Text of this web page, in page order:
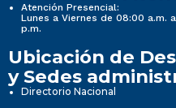
Atención Presencial:
Lunes a Viernes de 08:00 a.m.
p.m.
Ubicación de
y Sedes
Directorio Nacional